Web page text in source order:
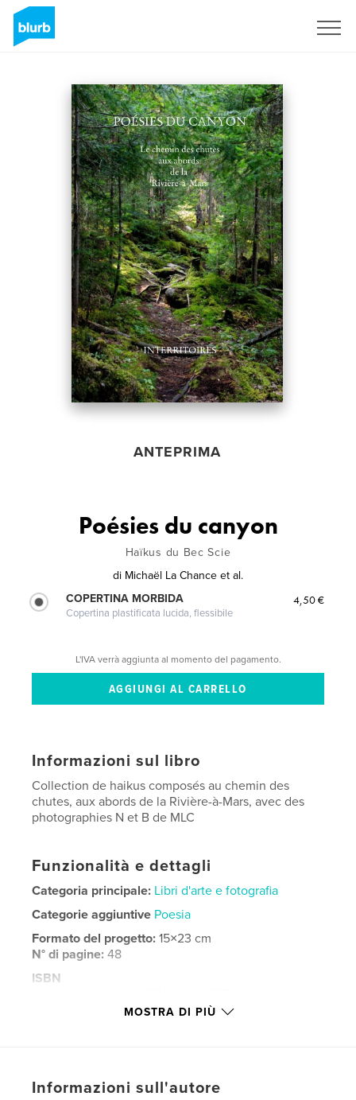
ANTEPRIMA
Poésies du canyon
Haïkus du Bec Scie
di Michaël La Chance et al.
COPERTINA MORBIDA
Copertina plastificata lucida, flessibile
4,50 €
L'IVA verrà aggiunta al momento del pagamento.
Informazioni sul libro
Collection de haikus composés au chemin des
chutes, aux abords de la Rivière-à-Mars, avec des
photographies N et B de MLC
Funzionalità e dettagli
Categoria principale: Libri d'arte e fotografia
Categorie aggiuntive Poesia
Formato del progetto:15×23 cm
N° di pagine:48
ISBN
Data di pubblicazione: nov 05, 2021
Rivière-à-Mars , Bec Scie , photographie
MOSTRA DI PIÙ
Informazioni sull'autore